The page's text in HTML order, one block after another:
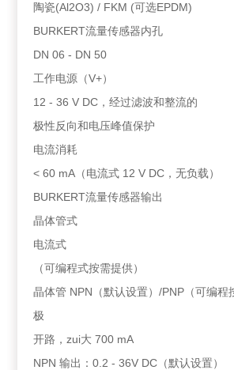
陶瓷(Al2O3) / FKM (可选EPDM)
BURKERT流量传感器内孔
DN 06 - DN 50
工作电源（V+）
12 - 36 V DC，经过滤波和整流的
极性反向和电压峰值保护
电流消耗
< 60 mA（电流式 12 V DC，无负载）
BURKERT流量传感器输出
晶体管式
电流式
（可编程式按需提供）
晶体管 NPN（默认设置）/PNP（可编程
极
开路，zui大 700 mA
NPN 输出：0.2 - 36V DC（默认设置）